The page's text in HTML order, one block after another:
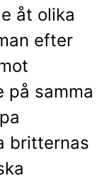
åt olika
efter
på samma
britternas